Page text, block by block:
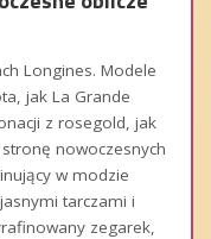
Longines. Modele
jak La Grande
z rosegold, jak
nowoczesnych
w modzie
tarczami i
zegarek,